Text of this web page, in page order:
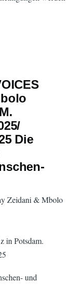
Die
Zeidani & Mbolo
in Potsdam.
und